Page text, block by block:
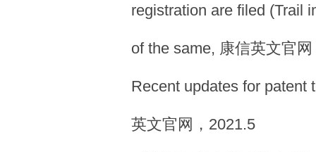
registration are filed (Trail
of the same, 康信英文官
Recent updates for patent
英文官网，2021.5